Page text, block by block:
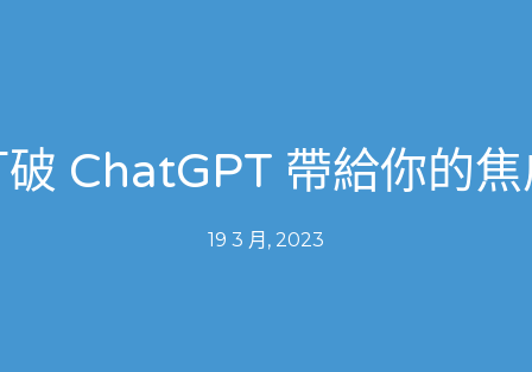
ChatGPT 帶給你的
19 3 月, 2023